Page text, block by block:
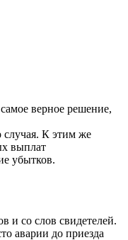
верное решение,
случая. К этим же
выплат
убытков.
и со слов свидетелей.
аварии до приезда